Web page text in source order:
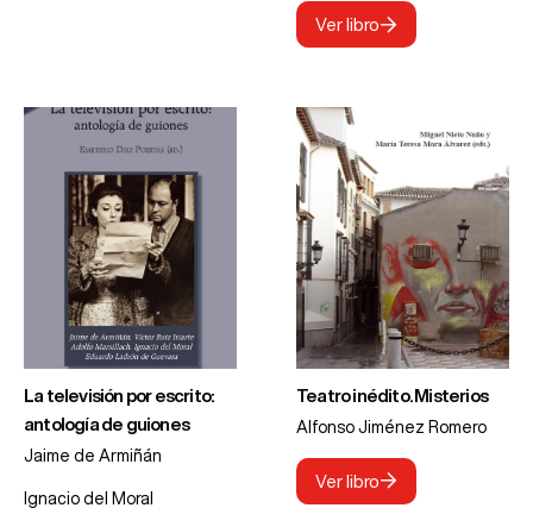
Ver libro
La televisión por escrito:
antología de guiones
Jaime de Armiñán
Ignacio del Moral
Teatro inédito. Misterios
Alfonso Jiménez Romero
Ver libro